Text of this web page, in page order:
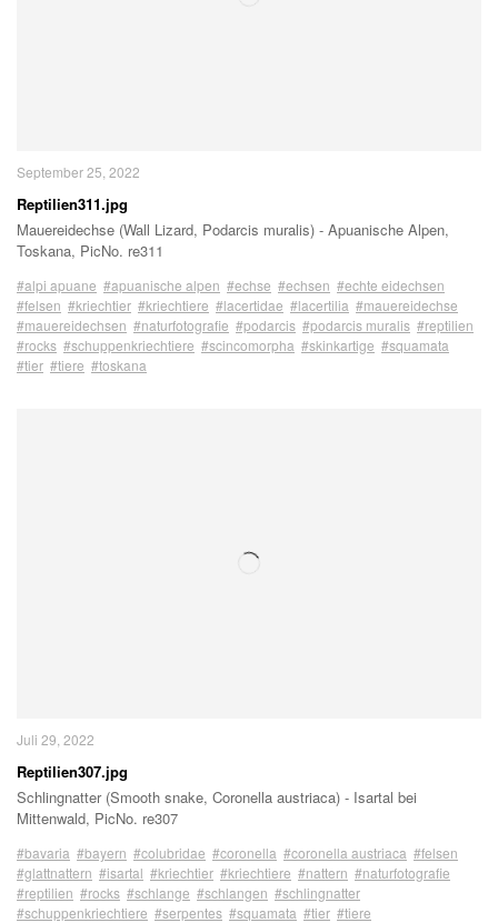
September 25, 2022
Reptilien311.jpg
Mauereidechse (Wall Lizard, Podarcis muralis) - Apuanische Alpen,
Toskana, PicNo. re311
#alpi apuane #apuanische alpen #echse #echsen #echte eidechsen
#felsen #kriechtier #kriechtiere #lacertidae #lacertilia #mauereidechse
#mauereidechsen #naturfotografie #podarcis #podarcis muralis #reptilien
#rocks #schuppenkriechtiere #scincomorpha #skinkartige #squamata
#tier #tiere #toskana
Juli 29, 2022
Reptilien307.jpg
Schlingnatter (Smooth snake, Coronella austriaca) - Isartal bei
Mittenwald, PicNo. re307
#bavaria #bayern #colubridae #coronella #coronella austriaca #felsen
#glattnattern #isartal #kriechtier #kriechtiere #nattern #naturfotografie
#reptilien #rocks #schlange #schlangen #schlingnatter
#schuppenkriechtiere #serpentes #squamata #tier #tiere